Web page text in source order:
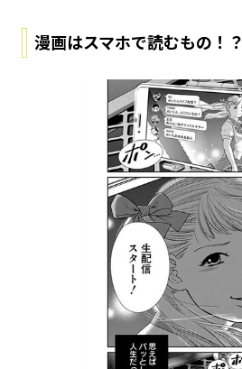
漫画はスマホで読むもの！？